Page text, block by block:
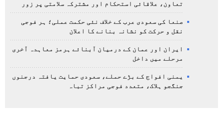
تعاون، علاقائی استحکام اور مشترکہ سلامتی پر زور
صنعا کی سعودی عرب کے خلاف نئی حکمت عملی؛ ہر فوجی
نقل و حرکت کو نشانہ بنانے کا اعلان
ایران اور عمان کے درمیان آبنائے ہرمز معاہدہ آخری
مرحلے میں داخل
یمنی افواج کے بڑے حملے، سعودی حمایت یافتہ درجنوں
جنگجو ہلاک، متعدد فوجی مراکز تباہ